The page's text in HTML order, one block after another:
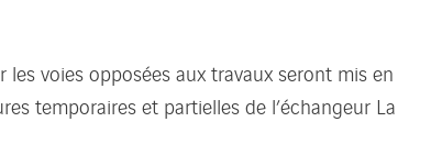
voies opposées aux travaux seront mis en
temporaires et partielles de l’échangeur La